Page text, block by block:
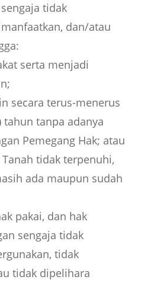
tidak
dan/atau
serta menjadi
secara terus-menerus
tahun tanpa adanya
Pemegang Hak; atau
tidak terpenuhi,
ada maupun sudah
pakai, dan hak
sengaja tidak
tidak
tidak dipelihara